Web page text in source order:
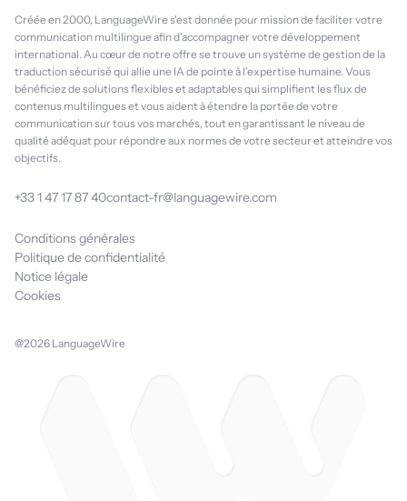
Créée en 2000, LanguageWire s'est donnée pour mission de faciliter votre
communication multilingue afin d'accompagner votre développement
international. Au cœur de notre offre se trouve un système de gestion de la
traduction sécurisé qui allie une IA de pointe à l’expertise humaine. Vous
bénéficiez de solutions flexibles et adaptables qui simplifient les flux de
contenus multilingues et vous aident à étendre la portée de votre
communication sur tous vos marchés, tout en garantissant le niveau de
qualité adéquat pour répondre aux normes de votre secteur et atteindre vos
objectifs.
+33 1 47 17 87 40contact-fr@languagewire.com
Conditions générales
Politique de confidentialité
Notice légale
Cookies
@2026 LanguageWire